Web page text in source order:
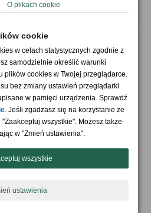
99,90 zł
4.0 / 5
Kartka urodzinowa dla gitarzysty MOJA
19,90 zł
O plikach cookie
cookie
w celach statystycznych zgodnie z
samodzielnie określić warunki
plików cookies w Twojej przeglądarce.
bez zmiany ustawień przeglądarki
w pamięci urządzenia. Sprawdź
. Jeśli zgadzasz się na korzystanie ze
wszystkie". Możesz także
w "Zmień ustawienia".
wszystkie
ustawienia